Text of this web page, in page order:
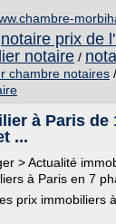
notaire prix de
notaire /
chambre notaires /
à Paris de
...
> Actualité
à Paris en 7
prix immobiliers